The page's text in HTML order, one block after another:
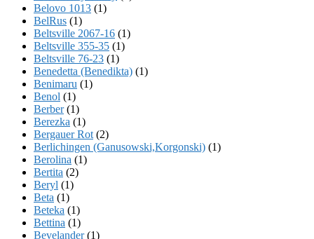
Belovo 1013 (1)
BelRus (1)
Beltsville 2067-16 (1)
Beltsville 355-35 (1)
Beltsville 76-23 (1)
Benedetta (Benedikta) (1)
Benimaru (1)
Benol (1)
Berber(1)
Berezka (1)
Bergauer Rot (2)
Berlichingen (Ganusowski,Korgonski) (1)
Berolina (1)
Bertita (2)
Beryl (1)
Beta (1)
Beteka (1)
Bettina (1)
Bevelander(1)